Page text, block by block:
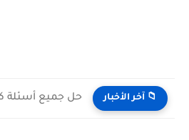
📁 آخر الأخبار